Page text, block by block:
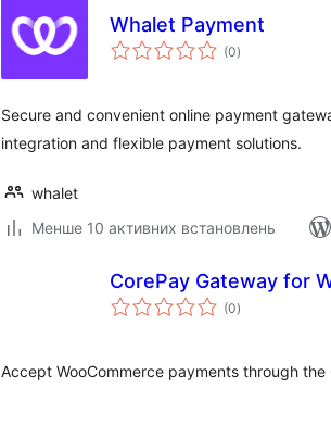
Whalet Payment
(0загальний
рейтинг
)
Secure and convenient online payment
integration and flexible payment solutions.
whalet
Менше 10 активних встановлень
CorePay Gateway for
(0загальний
рейтинг
)
Accept WooCommerce payments through